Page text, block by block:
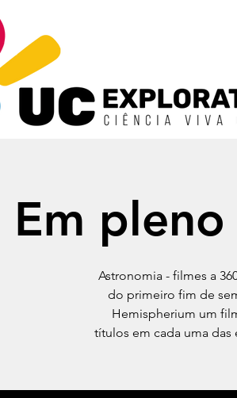
Em
Astronomia - filmes a
do primeiro fim de
Hemispherium um
títulos em cada uma das